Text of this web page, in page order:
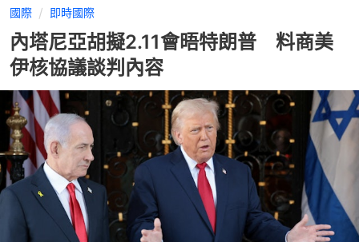
國際 即時國際
內塔尼亞胡擬2.11會晤特朗普 料商美
伊核協議談判內容